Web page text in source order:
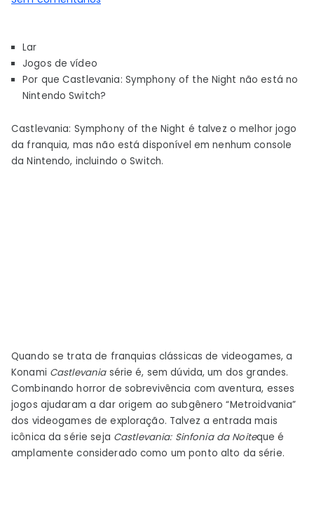
the
Night
não
está
no
Lar
Jogos de vídeo
Por que Castlevania: Symphony of the Night não está no
Nintendo Switch?
Castlevania: Symphony of the Night é talvez o melhor jogo
da franquia, mas não está disponível em nenhum console
da Nintendo, incluindo o Switch.
Quando se trata de franquias clássicas de videogames, a
Konami Castlevaniasérie é, sem dúvida, um dos grandes.
Combinando horror de sobrevivência com aventura, esses
jogos ajudaram a dar origem ao subgênero “Metroidvania”
dos videogames de exploração. Talvez a entrada mais
icônica da série seja Castlevania: Sinfonia da Noiteque é
amplamente considerado como um ponto alto da série.